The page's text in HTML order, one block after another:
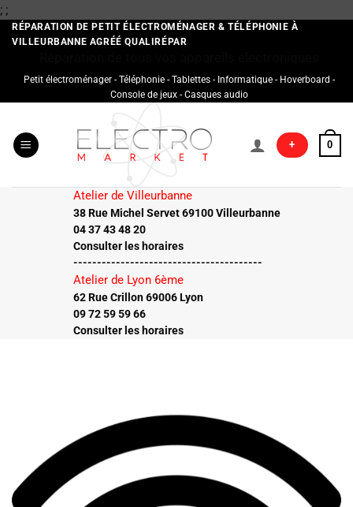
; ;Passer
au
contenu
RÉPARATION DE PETIT ÉLECTROMÉNAGER & TÉLÉPHONIE À
VILLEURBANNE AGRÉÉ QUALIRÉPAR
Petit électroménager - Téléphonie - Tablettes - Informatique - Hoverboard -
Console de jeux - Casques audio
+ 0
Atelier de Villeurbanne
38 Rue Michel Servet 69100 Villeurbanne
04 37 43 48 20
Consulter les horaires
----------------------------------------
Atelier de Lyon 6ème
62 Rue Crillon 69006 Lyon
09 72 59 59 66
Consulter les horaires